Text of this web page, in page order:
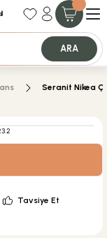
Teklif Alabilirsiniz.
ARA
Seranit Nikea
Tavsiye Et